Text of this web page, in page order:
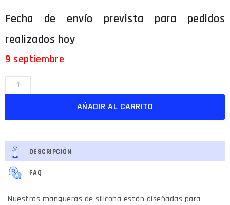
9 septiembre
AÑADIR AL CARRITO
DESCRIPCIÓN
FAQ
Nuestras mangueras de silicona están diseñadas para